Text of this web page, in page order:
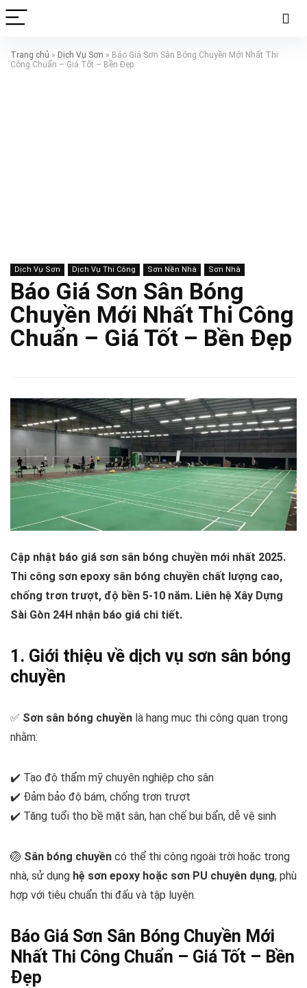
Trang chủ » Dịch Vụ Sơn » Báo Giá Sơn Sân Bóng Chuyền Mới Nhất Thi
Công Chuẩn – Giá Tốt – Bền Đẹp
Dịch Vụ Sơn Dịch Vụ Thi Công Sơn Nền Nhà Sơn Nhà
Báo Giá Sơn Sân Bóng
Chuyền Mới Nhất Thi Công
Chuẩn – Giá Tốt – Bền Đẹp
Cập nhật báo giá sơn sân bóng chuyền mới nhất 2025.
Thi công sơn epoxy sân bóng chuyền chất lượng cao,
chống trơn trượt, độ bền 5-10 năm. Liên hệ Xây Dựng
Sài Gòn 24H nhận báo giá chi tiết.
1. Giới thiệu về dịch vụ sơn sân bóng
chuyền
✅ Sơn sân bóng chuyền là hạng mục thi công quan trọng
nhằm:
✔️ Tạo độ thẩm mỹ chuyên nghiệp cho sân
✔️ Đảm bảo độ bám, chống trơn trượt
✔️ Tăng tuổi thọ bề mặt sân, hạn chế bụi bẩn, dễ vệ sinh
🏐 Sân bóng chuyền có thể thi công ngoài trời hoặc trong
nhà, sử dụng hệ sơn epoxy hoặc sơn PU chuyên dụng, phù
hợp với tiêu chuẩn thi đấu và tập luyện.
Báo Giá Sơn Sân Bóng Chuyền Mới
Nhất Thi Công Chuẩn – Giá Tốt – Bền
Đẹp